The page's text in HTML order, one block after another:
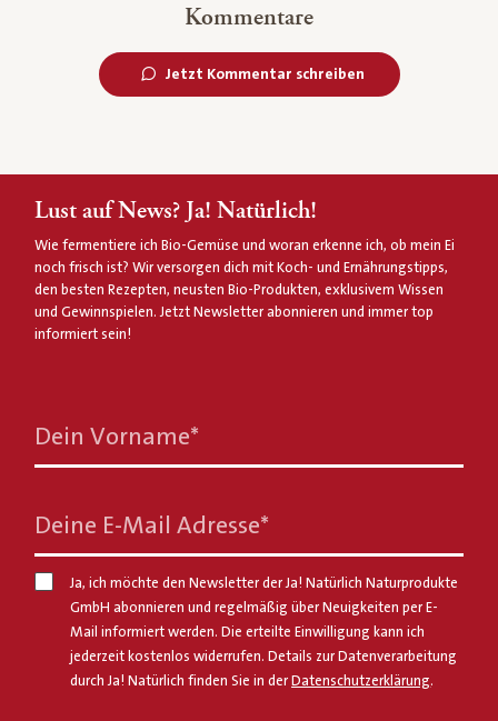
Kommentare
Jetzt Kommentar schreiben
Lust auf News? Ja! Natürlich!
Wie fermentiere ich Bio-Gemüse und woran erkenne ich, ob mein Ei
noch frisch ist? Wir versorgen dich mit Koch- und Ernährungstipps,
den besten Rezepten, neusten Bio-Produkten, exklusivem Wissen
und Gewinnspielen. Jetzt Newsletter abonnieren und immer top
informiert sein!
Dein Vorname*
Deine E-Mail Adresse*
Ja, ich möchte den Newsletter der Ja! Natürlich Naturprodukte
GmbH abonnieren und regelmäßig über Neuigkeiten per E-
Mail informiert werden. Die erteilte Einwilligung kann ich
jederzeit kostenlos widerrufen. Details zur Datenverarbeitung
durch Ja! Natürlich finden Sie in der Datenschutzerklärung.